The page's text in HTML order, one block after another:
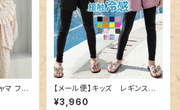
マ フリ
【メール便】キッズ レギンス一
体型ショートパンツ／kids507
¥3,960